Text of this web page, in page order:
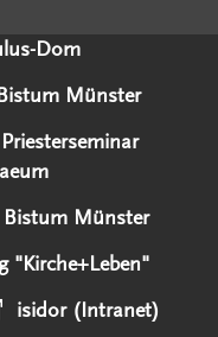
Dom
Münster
Münster
"Kirche+Leben"
isidor (Intranet)